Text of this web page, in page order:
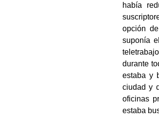
había
opción
suponía
durante
estaba y
ciudad y
oficinas
estaba